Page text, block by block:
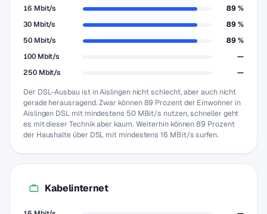
16 Mbit/s
89 %
30 Mbit/s
89 %
50 Mbit/s
89 %
100 Mbit/s
—
250 Mbit/s
—
Der DSL-Ausbau ist in Aislingen nicht schlecht, aber auch nicht
gerade herausragend. Zwar können 89 Prozent der Einwohner in
Aislingen DSL mit mindestens 50 MBit/s nutzen, schneller geht
es mit dieser Technik aber kaum. Weiterhin können 89 Prozent
der Haushalte über DSL mit mindestens 16 MBit/s surfen.
Kabelinternet